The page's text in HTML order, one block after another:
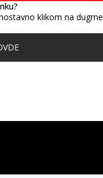
klikom na dugme